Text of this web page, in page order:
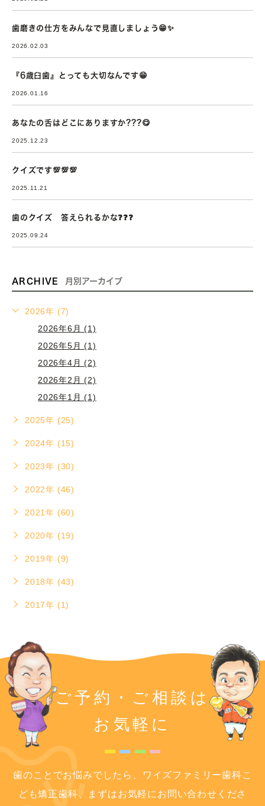
歯磨きの仕方をみんなで見直しましょう😁✨
2026.02.03
『6歳臼歯』とっても大切なんです😁
2026.01.16
あなたの舌はどこにありますか???😋
2025.12.23
クイズです💯💯💯
2025.11.21
歯のクイズ 答えられるかな❓❓❓
2025.09.24
ARCHIVE 月別アーカイブ
2026年 (7)
2026年6月 (1)
2026年5月 (1)
2026年4月 (2)
2026年2月 (2)
2026年1月 (1)
2025年 (25)
2024年 (15)
2023年 (30)
2022年 (46)
2021年 (60)
2020年 (19)
2019年 (9)
2018年 (43)
2017年 (1)
ご予約・ご相談は
お気軽に
歯のことでお悩みでしたら、ワイズファミリー歯科こ
ども矯正歯科、まずはお気軽にお問い合わせくださ